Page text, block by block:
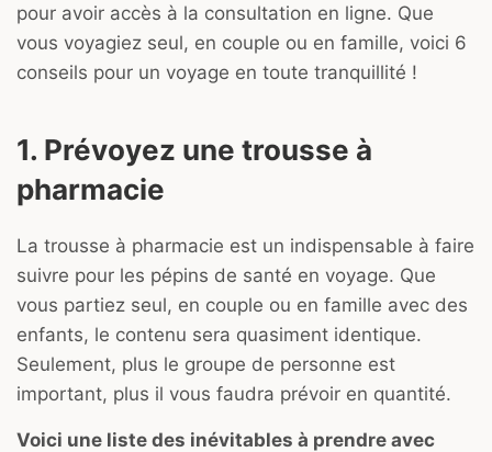
pour avoir accès à la consultation en ligne. Que
vous voyagiez seul, en couple ou en famille, voici 6
conseils pour un voyage en toute tranquillité !
1. Prévoyez une trousse à
pharmacie
La trousse à pharmacie est un indispensable à faire
suivre pour les pépins de santé en voyage. Que
vous partiez seul, en couple ou en famille avec des
enfants, le contenu sera quasiment identique.
Seulement, plus le groupe de personne est
important, plus il vous faudra prévoir en quantité.
Voici une liste des inévitables à prendre avec